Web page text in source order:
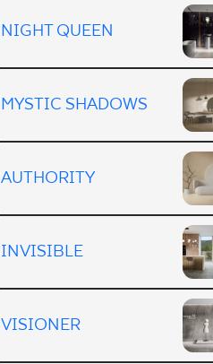
NIGHT QUEEN
MYSTIC SHADOWS
AUTHORITY
INVISIBLE
VISIONER